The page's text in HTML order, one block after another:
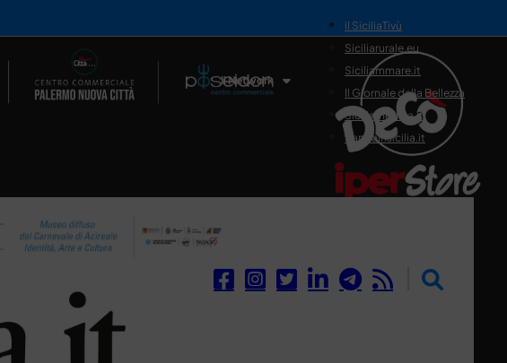
Il Network
il SiciliaTivù
Siciliarurale.eu
Siciliammare.it
Il Giornale della Bellezza
Siciliamedica.it
Sanitainsicilia.it